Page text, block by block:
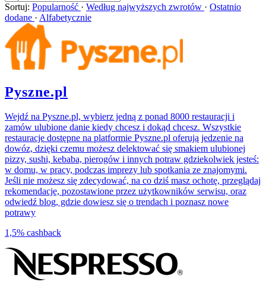
Sortuj: Popularność · Według najwyższych zwrotów · Ostatnio
dodane · Alfabetycznie
Pyszne.pl
Wejdź na Pyszne.pl, wybierz jedną z ponad 8000 restauracji i
zamów ulubione danie kiedy chcesz i dokąd chcesz. Wszystkie
restauracje dostępne na platformie Pyszne.pl oferują jedzenie na
dowóz, dzięki czemu możesz delektować się smakiem ulubionej
pizzy, sushi, kebaba, pierogów i innych potraw gdziekolwiek jesteś:
w domu, w pracy, podczas imprezy lub spotkania ze znajomymi.
Jeśli nie możesz się zdecydować, na co dziś masz ochotę, przeglądaj
rekomendacje, pozostawione przez użytkowników serwisu, oraz
odwiedź blog, gdzie dowiesz się o trendach i poznasz nowe
potrawy
1,5% cashback